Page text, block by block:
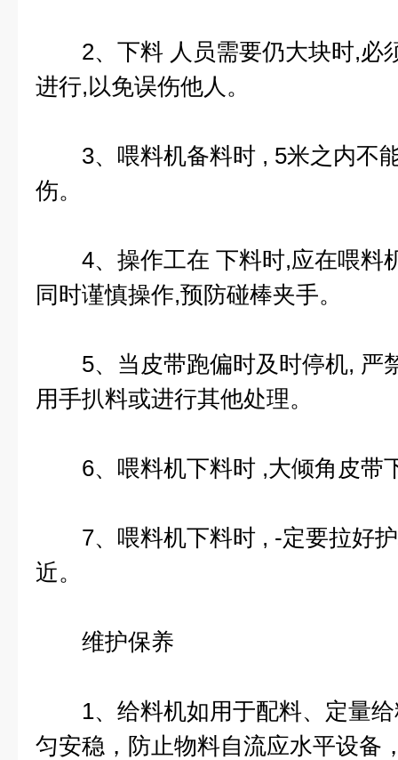
2、下料 人员需要仍大块时,必
进行,以免误伤他人。
3、喂料机备料时 , 5米之内不
伤。
4、操作工在 下料时,应在喂料
同时谨慎操作,预防碰棒夹手。
5、当皮带跑偏时及时停机, 严
用手扒料或进行其他处理。
6、喂料机下料时 ,大倾角皮带
7、喂料机下料时 , -定要拉好护
近。
维护保养
1、给料机如用于配料、定量给
匀安稳，防止物料自流应水平设备